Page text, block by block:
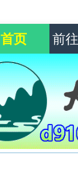
首页 前